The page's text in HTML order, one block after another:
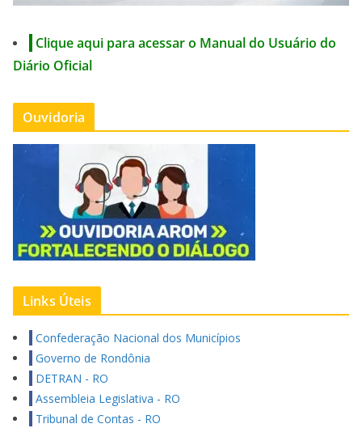
Clique aqui para acessar o Manual do Usuário do
Diário Oficial
Ouvidoria
Links Úteis
Confederação Nacional dos Municípios
Governo de Rondônia
DETRAN - RO
Assembleia Legislativa - RO
Tribunal de Contas - RO